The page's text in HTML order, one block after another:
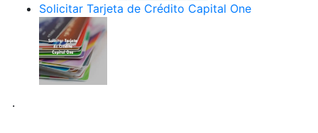
Solicitar Tarjeta de Crédito Capital One
.